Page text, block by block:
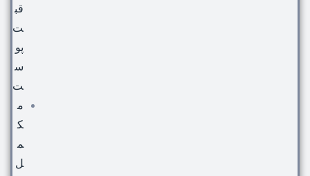
قب
ت
پو
س
ت
م
ک
م
ل